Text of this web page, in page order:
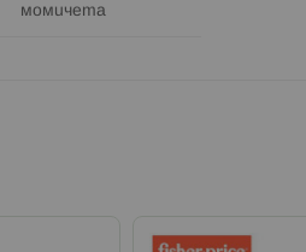
момичета